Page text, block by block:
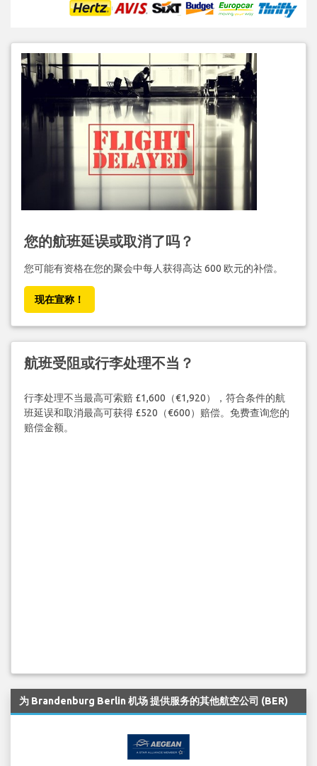
您的航班延误或取消了吗？
您可能有资格在您的聚会中每人获得高达 600 欧元的补偿。
现在宣称！
航班受阻或行李处理不当？
行李处理不当最高可索赔 £1,600（€1,920），符合条件的航
班延误和取消最高可获得 £520（€600）赔偿。免费查询您的
赔偿金额。
为 Brandenburg Berlin 机场 提供服务的其他航空公司 (BER)